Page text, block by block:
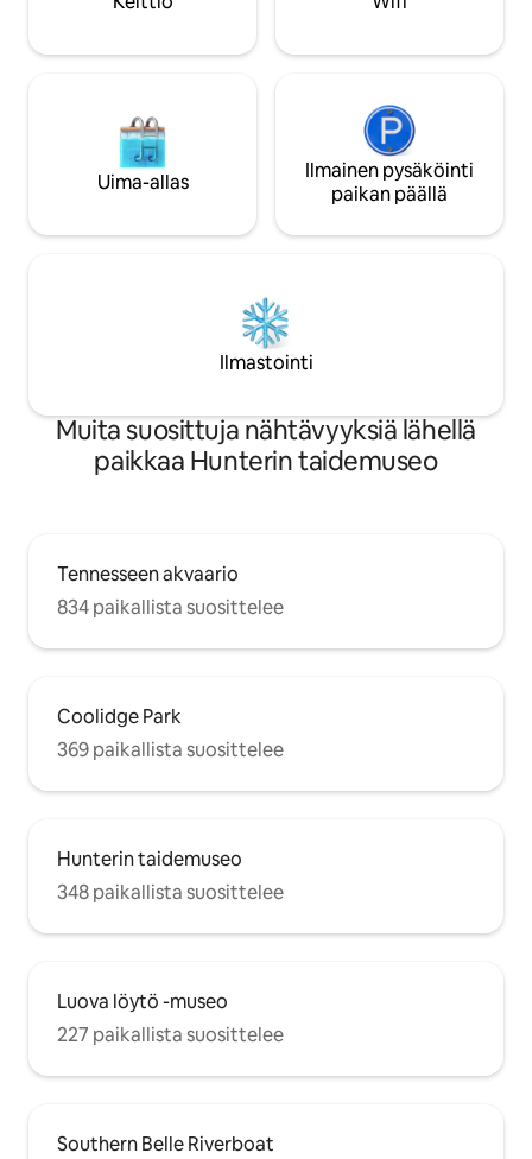
ajoneuvoille on maksullinen pysäköinti
jälkeen maanantaista lauantaihin ja
näköala tähtiin.
Uima-allas
Ilmainen pysäköinti
paikan päällä
Ilmastointi
Muita suosittuja nähtävyyksiä lähellä
paikkaa Hunterin taidemuseo
Tennesseen akvaario
834 paikallista suosittelee
Coolidge Park
369 paikallista suosittelee
Hunterin taidemuseo
348 paikallista suosittelee
Luova löytö -museo
227 paikallista suosittelee
Southern Belle Riverboat